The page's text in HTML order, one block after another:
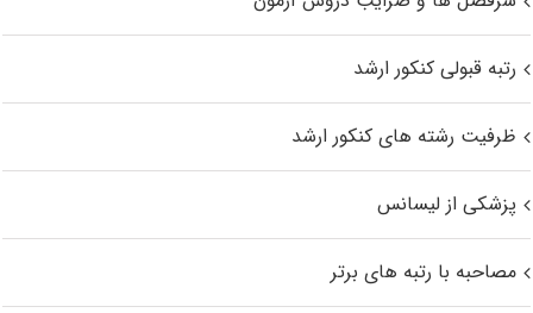
رتبه قبولی کنکور ارشد
ظرفیت رشته های کنکور ارشد
پزشکی از لیسانس
مصاحبه با رتبه های برتر